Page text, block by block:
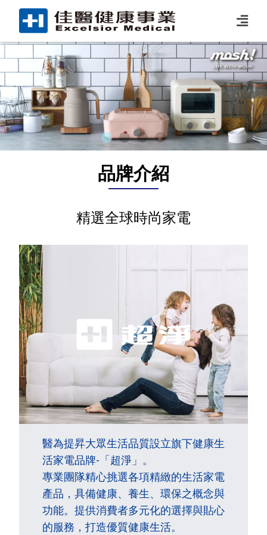
品牌介紹
精選全球時尚家電
醫為提昇大眾生活品質設立旗下健康生
活家電品牌-「超淨」。
專業團隊精心挑選各項精緻的生活家電
產品，具備健康、養生、環保之概念與
功能。提供消費者多元化的選擇與貼心
的服務，打造優質健康生活。